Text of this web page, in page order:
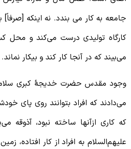
به‌ کار می‌ بندد. نه اینکه [صرفاً]
تولیدی درست می‌کند و محل
که در آنجا کار کند و بیکار نماند.
مقدس حضرت خدیجۀ کبری سلام
که افراد بتوانند روی پای
کاری ازآنها ساخته نبود، آذوقه
به افراد از‌ کار ‌افتاده،